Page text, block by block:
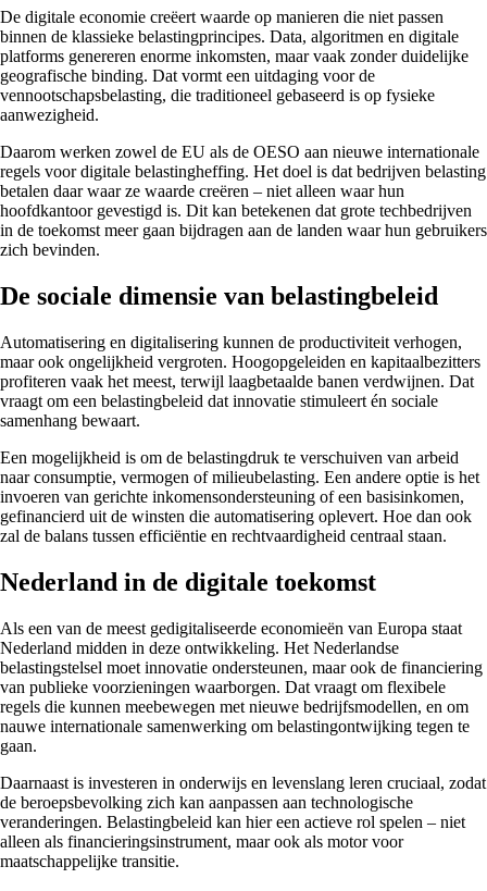
De digitale economie creëert waarde op manieren die niet passen
binnen de klassieke belastingprincipes. Data, algoritmen en digitale
platforms genereren enorme inkomsten, maar vaak zonder duidelijke
geografische binding. Dat vormt een uitdaging voor de
vennootschapsbelasting, die traditioneel gebaseerd is op fysieke
aanwezigheid.
Daarom werken zowel de EU als de OESO aan nieuwe internationale
regels voor digitale belastingheffing. Het doel is dat bedrijven belasting
betalen daar waar ze waarde creëren – niet alleen waar hun
hoofdkantoor gevestigd is. Dit kan betekenen dat grote techbedrijven
in de toekomst meer gaan bijdragen aan de landen waar hun gebruikers
zich bevinden.
De sociale dimensie van belastingbeleid
Automatisering en digitalisering kunnen de productiviteit verhogen,
maar ook ongelijkheid vergroten. Hoogopgeleiden en kapitaalbezitters
profiteren vaak het meest, terwijl laagbetaalde banen verdwijnen. Dat
vraagt om een belastingbeleid dat innovatie stimuleert én sociale
samenhang bewaart.
Een mogelijkheid is om de belastingdruk te verschuiven van arbeid
naar consumptie, vermogen of milieubelasting. Een andere optie is het
invoeren van gerichte inkomensondersteuning of een basisinkomen,
gefinancierd uit de winsten die automatisering oplevert. Hoe dan ook
zal de balans tussen efficiëntie en rechtvaardigheid centraal staan.
Nederland in de digitale toekomst
Als een van de meest gedigitaliseerde economieën van Europa staat
Nederland midden in deze ontwikkeling. Het Nederlandse
belastingstelsel moet innovatie ondersteunen, maar ook de financiering
van publieke voorzieningen waarborgen. Dat vraagt om flexibele
regels die kunnen meebewegen met nieuwe bedrijfsmodellen, en om
nauwe internationale samenwerking om belastingontwijking tegen te
gaan.
Daarnaast is investeren in onderwijs en levenslang leren cruciaal, zodat
de beroepsbevolking zich kan aanpassen aan technologische
veranderingen. Belastingbeleid kan hier een actieve rol spelen – niet
alleen als financieringsinstrument, maar ook als motor voor
maatschappelijke transitie.